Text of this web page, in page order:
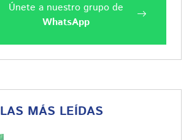
Únete a nuestro grupo de
WhatsApp
LAS MÁS LEÍDAS